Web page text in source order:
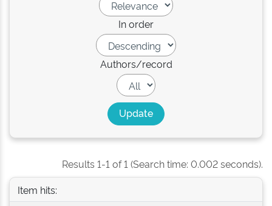
In order
Authors/record
Results 1-1 of 1 (Search time: 0.002 seconds).
Item hits: